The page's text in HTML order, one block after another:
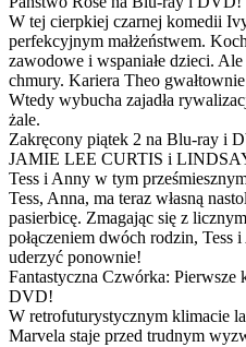
W tej cierpkiej czarnej komedii
perfekcyjnym małżeństwem.
zawodowe i wspaniałe dzieci.
chmury. Kariera Theo
Wtedy wybucha zajadła
żale.
Zakręcony piątek 2 na Blu-ray i
JAMIE LEE CURTIS i
Tess i Anny w tym
Tess, Anna, ma teraz własną
pasierbicę. Zmagając się z
połączeniem dwóch rodzin,
uderzyć ponownie!
Fantastyczna Czwórka:
DVD!
W retrofuturystycznym klimacie
Marvela staje przed trudnym